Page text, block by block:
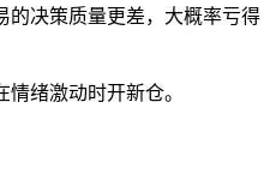
的决策质量更差，大概率亏得
绪激动时开新仓。